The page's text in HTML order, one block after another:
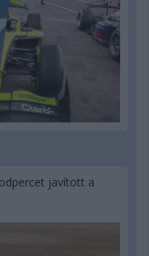
javított a